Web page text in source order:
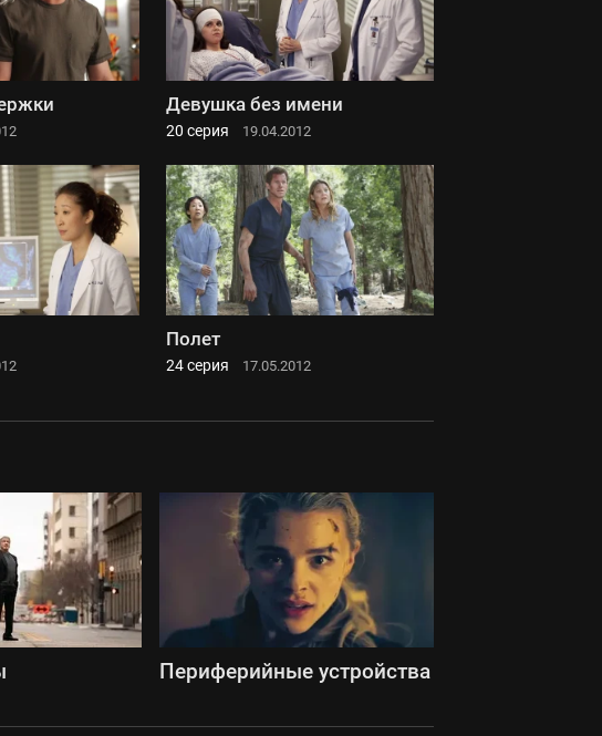
Девушка без имени
20 серия 19.04.2012
Полет
24 серия 17.05.2012
Периферийные устройства